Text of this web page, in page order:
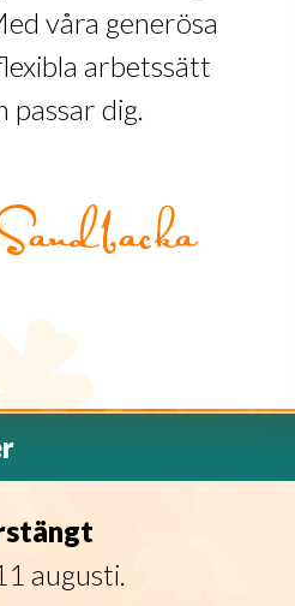
våra generösa
arbetssätt
passar dig.
augusti.